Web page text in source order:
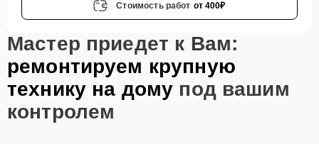
Стоимость работ от 400₽
Мастер приедет к Вам:
ремонтируем крупную
технику на дому под вашим
контролем